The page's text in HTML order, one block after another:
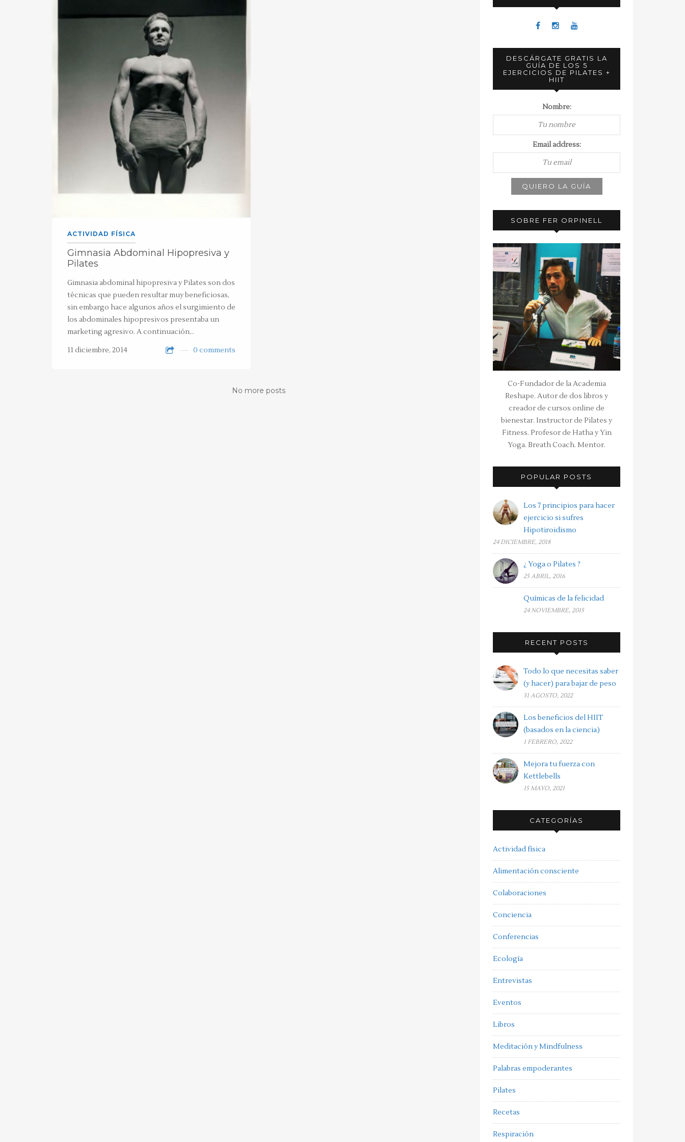
ACTIVIDAD FÍSICA
Gimnasia Abdominal Hipopresiva y
Pilates
Gimnasia abdominal hipopresiva y Pilates son dos
técnicas que pueden resultar muy beneficiosas,
sin embargo hace algunos años el surgimiento de
los abdominales hipopresivos presentaba un
marketing agresivo. A continuación…
11 diciembre, 2014
0 comments
No more posts
DESCÁRGATE GRATIS LA
GUÍA DE LOS 5
EJERCICIOS DE PILATES +
HIIT
Nombre:
Email address:
SOBRE FER ORPINELL
Co-Fundador de la Academia
Reshape. Autor de dos libros y
creador de cursos online de
bienestar. Instructor de Pilates y
Fitness. Profesor de Hatha y Yin
Yoga. Breath Coach. Mentor.
POPULAR POSTS
Los 7 principios para hacer
ejercicio si sufres
Hipotiroidismo
24 DICIEMBRE, 2018
¿ Yoga o Pilates ?
25 ABRIL, 2016
Químicas de la felicidad
24 NOVIEMBRE, 2015
RECENT POSTS
Todo lo que necesitas saber
(y hacer) para bajar de peso
31 AGOSTO, 2022
Los beneficios del HIIT
(basados en la ciencia)
1 FEBRERO, 2022
Mejora tu fuerza con
Kettlebells
15 MAYO, 2021
CATEGORÍAS
Actividad física
Alimentación consciente
Colaboraciones
Conciencia
Conferencias
Ecología
Entrevistas
Eventos
Libros
Meditación y Mindfulness
Palabras empoderantes
Pilates
Recetas
Respiración